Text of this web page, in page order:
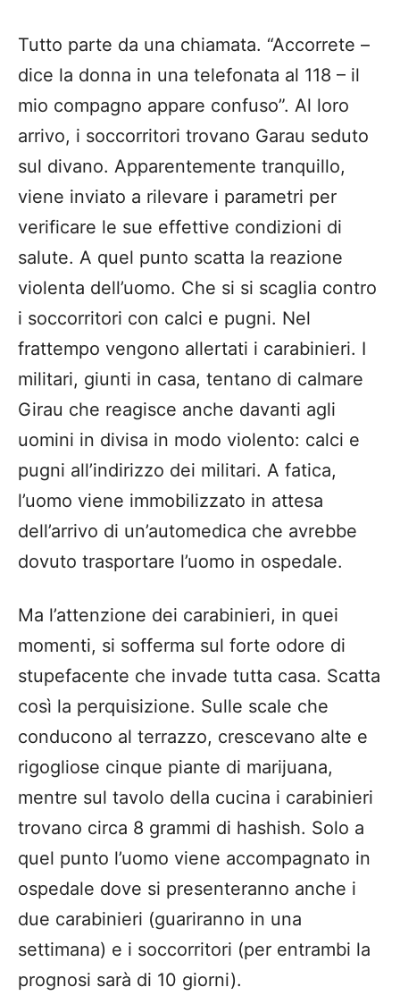
Tutto parte da una chiamata. “Accorrete –
dice la donna in una telefonata al 118 – il
mio compagno appare confuso”. Al loro
arrivo, i soccorritori trovano Garau seduto
sul divano. Apparentemente tranquillo,
viene inviato a rilevare i parametri per
verificare le sue effettive condizioni di
salute. A quel punto scatta la reazione
violenta dell’uomo. Che si si scaglia contro
i soccorritori con calci e pugni. Nel
frattempo vengono allertati i carabinieri. I
militari, giunti in casa, tentano di calmare
Girau che reagisce anche davanti agli
uomini in divisa in modo violento: calci e
pugni all’indirizzo dei militari. A fatica,
l’uomo viene immobilizzato in attesa
dell’arrivo di un’automedica che avrebbe
dovuto trasportare l’uomo in ospedale.
Ma l’attenzione dei carabinieri, in quei
momenti, si sofferma sul forte odore di
stupefacente che invade tutta casa. Scatta
così la perquisizione. Sulle scale che
conducono al terrazzo, crescevano alte e
rigogliose cinque piante di marijuana,
mentre sul tavolo della cucina i carabinieri
trovano circa 8 grammi di hashish. Solo a
quel punto l’uomo viene accompagnato in
ospedale dove si presenteranno anche i
due carabinieri (guariranno in una
settimana) e i soccorritori (per entrambi la
prognosi sarà di 10 giorni).